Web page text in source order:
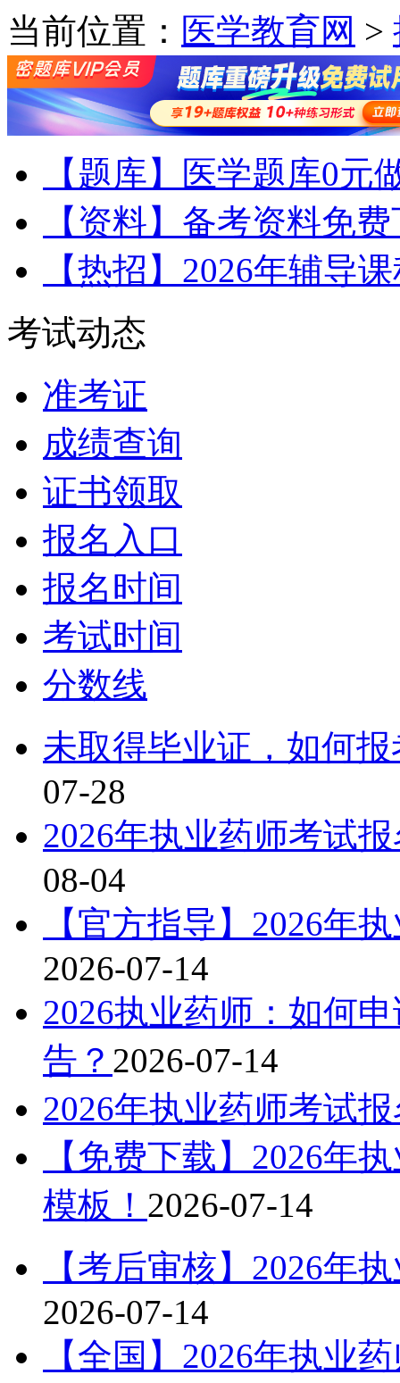
当前位置： 医学教育网 >
【题库】医学题库0元
【资料】备考资料免
【热招】2026年辅导
考试动态
准考证
成绩查询
证书领取
报名入口
报名时间
考试时间
分数线
未取得毕业证，如何
07-28
2026年执业药师考试
08-04
【官方指导】2026年
2026-07-14
2026执业药师：如何
告？ 2026-07-14
2026年执业药师考试
【免费下载】2026年
模板！ 2026-07-14
【考后审核】2026年
2026-07-14
【全国】2026年执业